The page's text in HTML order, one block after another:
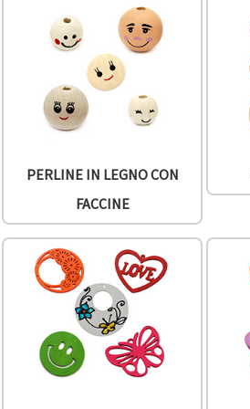
PERLINE IN LEGNO CON
FACCINE